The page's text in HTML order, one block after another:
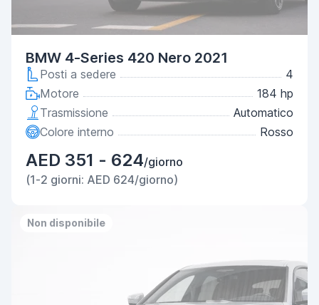
BMW 4-Series 420 Nero 2021
Posti a sedere
4
Motore
184 hp
Trasmissione
Automatico
Colore interno
Rosso
AED 351 - 624/giorno
(1-2 giorni: AED 624/giorno)
Non disponibile